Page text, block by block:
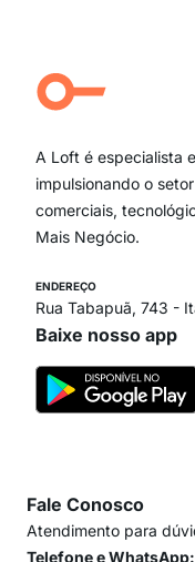
Campo Belo
Ipiranga
Paraíso
Itaim Bibi
A Loft é especialista
impulsionando o
comerciais,
Mais Negócio.
ENDEREÇO
Rua Tabapuã, 743 -
Baixe nosso app
Fale Conosco
Atendimento para
Telefone e